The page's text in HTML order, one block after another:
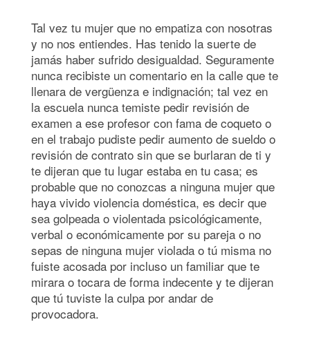
Tal vez tu mujer que no empatiza con nosotras
y no nos entiendes. Has tenido la suerte de
jamás haber sufrido desigualdad. Seguramente
nunca recibiste un comentario en la calle que te
llenara de vergüenza e indignación; tal vez en
la escuela nunca temiste pedir revisión de
examen a ese profesor con fama de coqueto o
en el trabajo pudiste pedir aumento de sueldo o
revisión de contrato sin que se burlaran de ti y
te dijeran que tu lugar estaba en tu casa; es
probable que no conozcas a ninguna mujer que
haya vivido violencia doméstica, es decir que
sea golpeada o violentada psicológicamente,
verbal o económicamente por su pareja o no
sepas de ninguna mujer violada o tú misma no
fuiste acosada por incluso un familiar que te
mirara o tocara de forma indecente y te dijeran
que tú tuviste la culpa por andar de
provocadora.